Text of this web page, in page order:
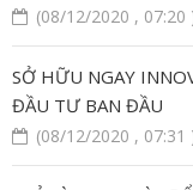
(08/12/2020 , 07:20
SỞ HỮU NGAY
ĐẦU TƯ BAN ĐẦU
(08/12/2020 , 07:31